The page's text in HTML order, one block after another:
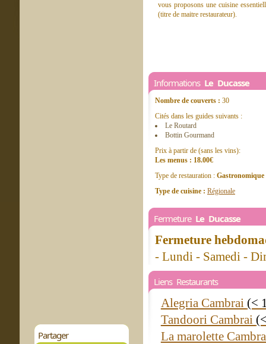
Partager
vous proposons une cuisine
(titre de maitre restaurateur).
Informations Le Ducasse
Nombre de couverts : 30
Cités dans les guides suivants :
Le Routard
Bottin Gourmand
Prix à partir de (sans les vins):
Les menus : 18.00€
Type de restauration : Gastronomique
Type de cuisine : Régionale
Fermeture Le Ducasse
Fermeture
- Lundi - Samedi -
Liens Restaurants
Alegria Cambrai (<
Tandoori Cambrai
La marolette